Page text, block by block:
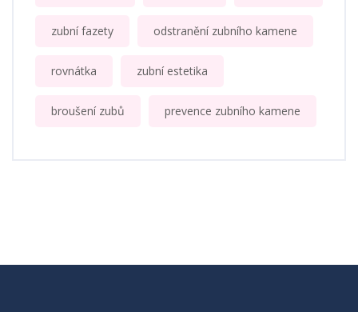
zubní fazety odstranění zubního kamene
rovnátka zubní estetika
broušení zubů prevence zubního kamene